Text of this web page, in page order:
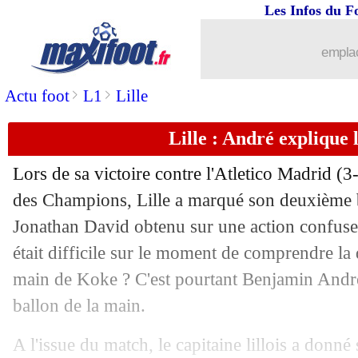
Actu foot> L1 > Lille
Les Infos du
Lille : André explique
Lors de sa victoire contre l'Atletico Madrid
des Champions, Lille a marqué son
Jonathan David obtenu sur une action
était difficile sur le moment de comprendre
main de Koke ? C'est pourtant Benjamin
ballon de la main.
A l'issue du match, le capitaine lillois a
Reims: Daramy, la tuile...
24/10 LdC
24/10 Real: Rodrygo sur le flanc
24/10 PSG : le 9, un gros problème pour
24/10 Barça: la promesse de Raphinha
24/10 Class. FIFA: la France toujours 2e
24/10 Lille : comme Klopp, la fierté de
24/10 Barça: Flick adoube Raphinha